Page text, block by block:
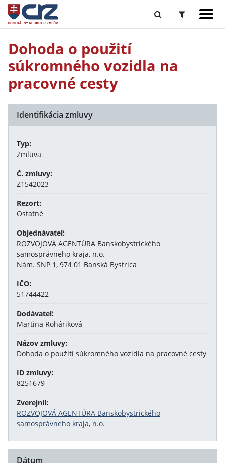
Dohoda o použití
súkromného vozidla na
pracovné cesty
Identifikácia zmluvy
Typ:
Zmluva
Č. zmluvy:
Z1542023
Rezort:
Ostatné
Objednávateľ:
ROZVOJOVÁ AGENTÚRA Banskobystrického
samosprávneho kraja, n.o.
Nám. SNP 1, 974 01 Banská Bystrica
IČO:
51744422
Dodávateľ:
Martina Roháriková
Názov zmluvy:
Dohoda o použití súkromného vozidla na pracovné cesty
ID zmluvy:
8251679
Zverejnil:
ROZVOJOVÁ AGENTÚRA Banskobystrického
samosprávneho kraja, n.o.
Dátum